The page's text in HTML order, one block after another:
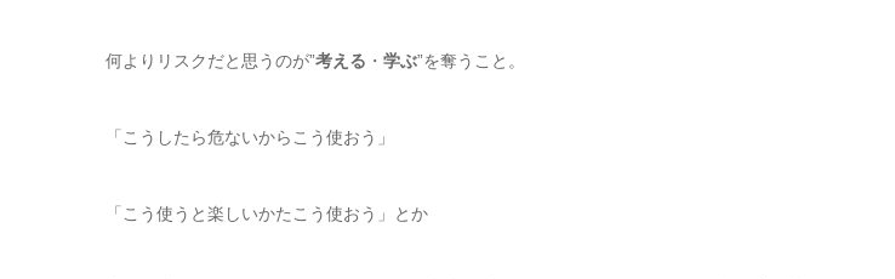
何よりリスクだと思うのが”考える ・ 学ぶ”を奪うこと。
「こうしたら危ないからこう使おう」
「こう使うと楽しいかたこう使おう」とか